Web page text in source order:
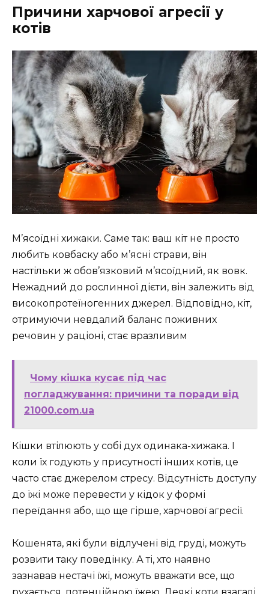
Причини харчової агресії у
котів
М’ясоїдні хижаки. Саме так: ваш кіт не просто
любить ковбаску або м’ясні страви, він
настільки ж обов’язковий м’ясоїдний, як вовк.
Нежадний до рослинної дієти, він залежить від
високопротеїногенних джерел. Відповідно, кіт,
отримуючи невдалий баланс поживних
речовин у раціоні, стає вразливим
Чому кішка кусає під час
погладжування: причини та поради від
21000.com.ua
Кішки втілюють у собі дух одинака-хижака. І
коли їх годують у присутності інших котів, це
часто стає джерелом стресу. Відсутність доступу
до їжі може перевести у кідок у формі
переїдання або, що ще гірше, харчової агресії.
Кошенята, які були відлучені від груді, можуть
розвити таку поведінку. А ті, хто наявно
зазнавав нестачі їжі, можуть вважати все, що